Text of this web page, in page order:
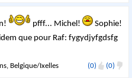
pfff... Michel!
Sophie!
idem que pour Raf: fygydjyfgdsfg
Belgique/Ixelles (0) (0)